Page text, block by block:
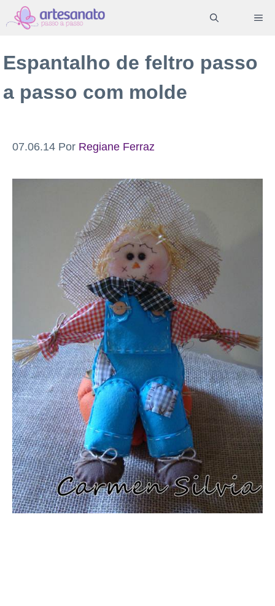
Pular
para
conteúdo
Espantalho de feltro passo
a passo com molde
07.06.14 Por Regiane Ferraz